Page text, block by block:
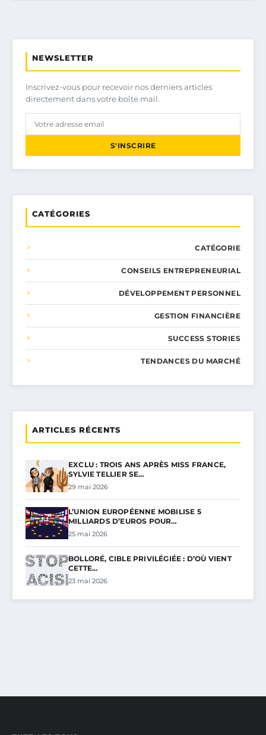
NEWSLETTER
Inscrivez-vous pour recevoir nos derniers articles
directement dans votre boîte mail.
S'INSCRIRE
CATÉGORIES
CATÉGORIE
CONSEILS ENTREPRENEURIAL
DÉVELOPPEMENT PERSONNEL
GESTION FINANCIÈRE
SUCCESS STORIES
TENDANCES DU MARCHÉ
ARTICLES RÉCENTS
EXCLU : TROIS ANS APRÈS MISS FRANCE,
SYLVIE TELLIER SE…
29 mai 2026
L’UNION EUROPÉENNE MOBILISE 5
MILLIARDS D’EUROS POUR…
25 mai 2026
BOLLORÉ, CIBLE PRIVILÉGIÉE : D’OÙ VIENT
CETTE…
23 mai 2026